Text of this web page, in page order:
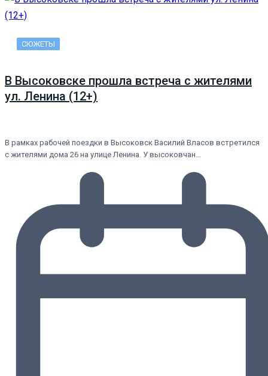
СЮЖЕТЫ
В Высоковске прошла встреча с жителями
ул. Ленина (12+)
В рамках рабочей поездки в Высоковск Василий Власов встретился
с жителями дома 26 на улице Ленина. У высоковчан…